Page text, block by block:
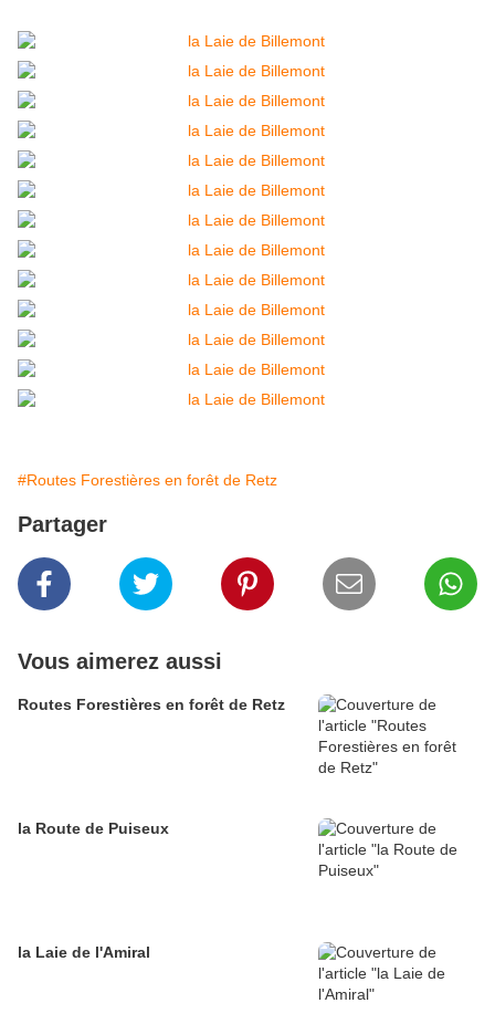
#Routes Forestières en forêt de Retz
Partager
Vous aimerez aussi
Routes Forestières en forêt de Retz
la Route de Puiseux
la Laie de l'Amiral